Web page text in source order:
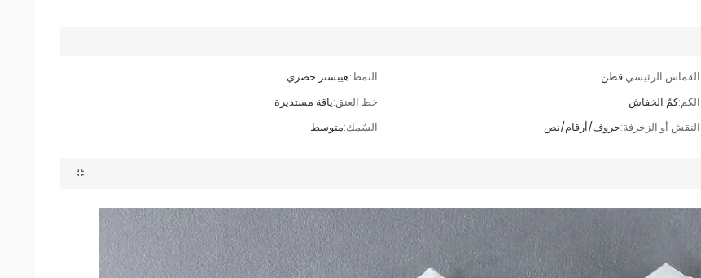
القماش الرئيسي:قطن النمط:هيبستر حضري
الكم:كمّ الخفاش خط العنق:ياقة مستديرة
النقش أو الزخرفة:حروف/أرقام/نص السُمك:متوسط